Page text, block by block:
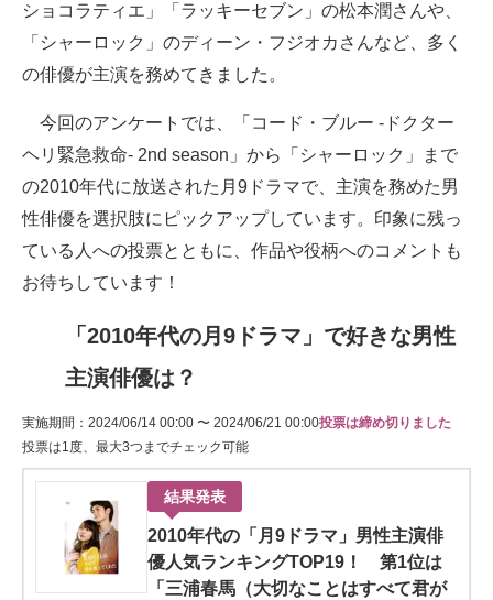
ショコラティエ」「ラッキーセブン」の松本潤さんや、
「シャーロック」のディーン・フジオカさんなど、多く
の俳優が主演を務めてきました。
今回のアンケートでは、「コード・ブルー -ドクター
ヘリ緊急救命- 2nd season」から「シャーロック」まで
の2010年代に放送された月9ドラマで、主演を務めた男
性俳優を選択肢にピックアップしています。印象に残っ
ている人への投票とともに、作品や役柄へのコメントも
お待ちしています！
「2010年代の月9ドラマ」で好きな男性
主演俳優は？
実施期間：2024/06/14 00:00 〜 2024/06/21 00:00
投票は1度、最大3つまでチェック可能
投票は締め切りました
結果発表
2010年代の「月9ドラマ」男性主演俳
優人気ランキングTOP19！ 第1位は
「三浦春馬（大切なことはすべて君が